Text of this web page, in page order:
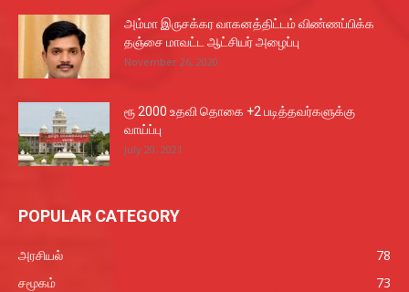
அம்மா இருசக்கர வாகனத்திட்டம் விண்ணப்பிக்க
தஞ்சை மாவட்ட ஆட்சியர் அழைப்பு
November 26, 2020
ரூ 2000 உதவி தொகை +2 படித்தவர்களுக்கு
வாய்ப்பு
July 20, 2021
POPULAR CATEGORY
அரசியல்
78
சமூகம்
73